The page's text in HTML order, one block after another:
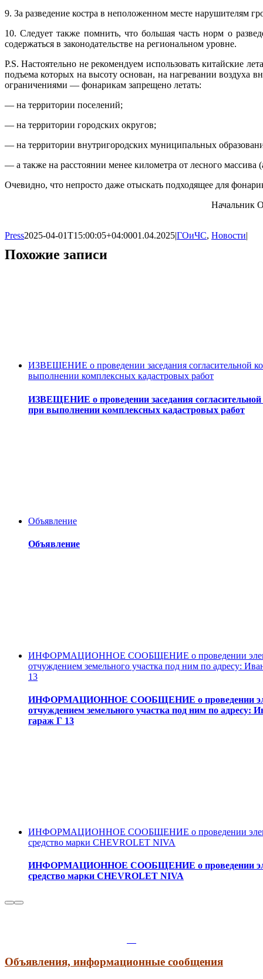
9. За разведение костра в неположенном месте нарушителям
10. Следует также помнить, что большая часть норм о
содержаться в законодательстве на региональном уровне.
P.S. Настоятельно не рекомендуем использовать китайские
подъема которых на высоту основан, на нагревании воздуха
ограничениями — фонарикам запрещено летать:
— на территории поселений;
— на территории городских округов;
— на территории внутригородских муниципальных
— а также на расстоянии менее километра от лесного
Очевидно, что непросто даже отыскать подходящее для
Начальник
Press2025-04-01T15:00:05+04:0001.04.2025|ГОиЧС, Новости|
Похожие записи
ИЗВЕЩЕНИЕ о проведении заседания согласительной
выполнении комплексных кадастровых работ
ИЗВЕЩЕНИЕ о проведении заседания согласительной
при выполнении комплексных кадастровых работ
Объявление
Объявление
ИНФОРМАЦИОННОЕ СООБЩЕНИЕ о проведении
отчуждением земельного участка под ним по адресу:
13
ИНФОРМАЦИОННОЕ СООБЩЕНИЕ о проведении
отчуждением земельного участка под ним по адресу:
гараж Г 13
ИНФОРМАЦИОННОЕ СООБЩЕНИЕ о проведении
средство марки CHEVROLET NIVA
ИНФОРМАЦИОННОЕ СООБЩЕНИЕ о проведении
средство марки CHEVROLET NIVA
Объявления, информационные сообщения